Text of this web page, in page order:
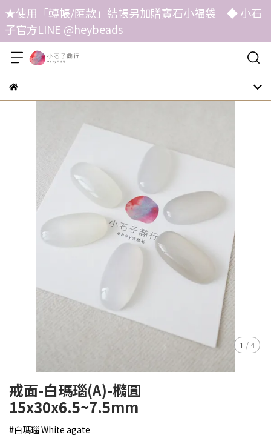
★使用「轉帳/匯款」結帳另加贈寶石小福袋 ◆ 小石
子官方LINE @heybeads
1 / 4
戒面-白瑪瑙(A)-橢圓
15x30x6.5~7.5mm
#白瑪瑙 White agate